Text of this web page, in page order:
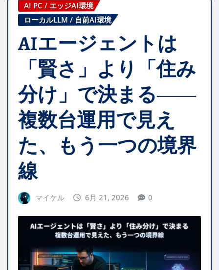
AI PC / エッジAI環境
ローカルLLM / 自前AI環境
AIエージェントは
「賢さ」より「住み
分け」で決まる――
複数台運用で見え
た、もう一つの境界
線
マイケル 6月 21, 2026 0